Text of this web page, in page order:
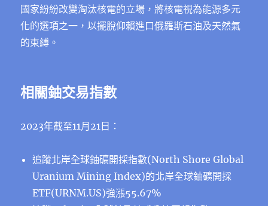
國家紛紛改變淘汰核電的立場，將核電視為能源多元
化的選項之一，以擺脫仰賴進口俄羅斯石油及天然氣
的束縛。
相關鈾交易指數
2023年截至11月21日：
追蹤北岸全球鈾礦開採指數(North Shore Global
Uranium Mining Index)的北岸全球鈾礦開採
ETF(URNM.US)強漲55.67%